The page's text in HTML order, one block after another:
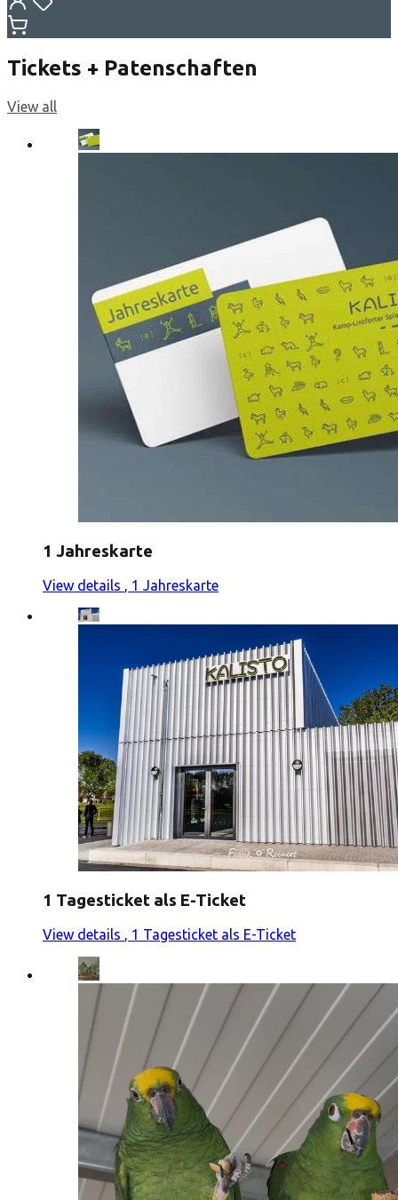
Tickets + Patenschaften
View all
1 Jahreskarte
View details , 1 Jahreskarte
1 Tagesticket als E-Ticket
View details , 1 Tagesticket als E-Ticket